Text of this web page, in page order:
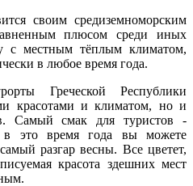
своим средиземноморским
плюсом среди иных
с местным тёплым климатом,
в любое время года.
Греческой Республики
красотами и климатом, но и
Самый смак для туристов -
в это время года вы можете
разгар весны. Все цветет,
красота здешних мест